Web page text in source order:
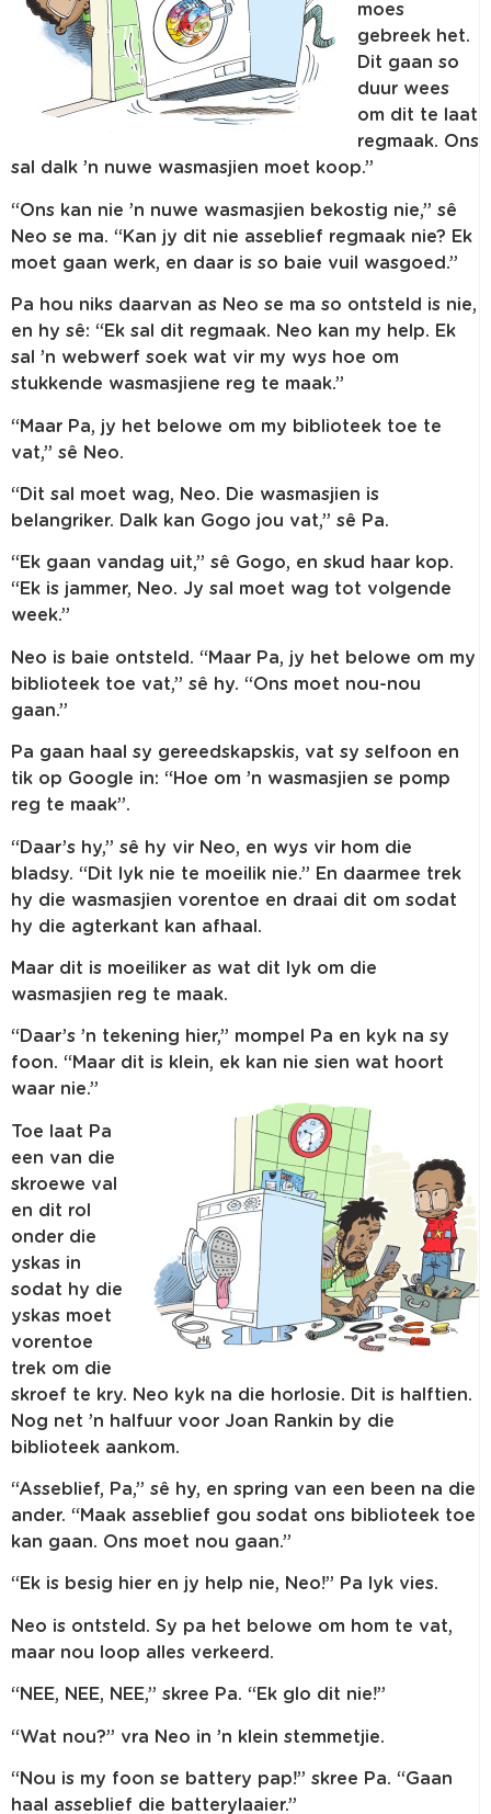
moes
gebreek het.
Dit gaan so
duur wees
om dit te laat
regmaak. Ons
sal dalk ’n nuwe wasmasjien moet koop.”
“Ons kan nie ’n nuwe wasmasjien bekostig nie,” sê
Neo se ma. “Kan jy dit nie asseblief regmaak nie? Ek
moet gaan werk, en daar is so baie vuil wasgoed.”
Pa hou niks daarvan as Neo se ma so ontsteld is nie,
en hy sê: “Ek sal dit regmaak. Neo kan my help. Ek
sal ’n webwerf soek wat vir my wys hoe om
stukkende wasmasjiene reg te maak.”
“Maar Pa, jy het belowe om my biblioteek toe te
vat,” sê Neo.
“Dit sal moet wag, Neo. Die wasmasjien is
belangriker. Dalk kan Gogo jou vat,” sê Pa.
“Ek gaan vandag uit,” sê Gogo, en skud haar kop.
“Ek is jammer, Neo. Jy sal moet wag tot volgende
week.”
Neo is baie ontsteld. “Maar Pa, jy het belowe om my
biblioteek toe vat,” sê hy. “Ons moet nou-nou
gaan.”
Pa gaan haal sy gereedskapskis, vat sy selfoon en
tik op Google in: “Hoe om ’n wasmasjien se pomp
reg te maak”.
“Daar’s hy,” sê hy vir Neo, en wys vir hom die
bladsy. “Dit lyk nie te moeilik nie.” En daarmee trek
hy die wasmasjien vorentoe en draai dit om sodat
hy die agterkant kan afhaal.
Maar dit is moeiliker as wat dit lyk om die
wasmasjien reg te maak.
“Daar’s ’n tekening hier,” mompel Pa en kyk na sy
foon. “Maar dit is klein, ek kan nie sien wat hoort
waar nie.”
Toe laat Pa
een van die
skroewe val
en dit rol
onder die
yskas in
sodat hy die
yskas moet
vorentoe
trek om die
skroef te kry. Neo kyk na die horlosie. Dit is halftien.
Nog net ’n halfuur voor Joan Rankin by die
biblioteek aankom.
“Asseblief, Pa,” sê hy, en spring van een been na die
ander. “Maak asseblief gou sodat ons biblioteek toe
kan gaan. Ons moet nou gaan.”
“Ek is besig hier en jy help nie, Neo!” Pa lyk vies.
Neo is ontsteld. Sy pa het belowe om hom te vat,
maar nou loop alles verkeerd.
“NEE, NEE, NEE,” skree Pa. “Ek glo dit nie!”
“Wat nou?” vra Neo in ’n klein stemmetjie.
“Nou is my foon se battery pap!” skree Pa. “Gaan
haal asseblief die batterylaaier.”